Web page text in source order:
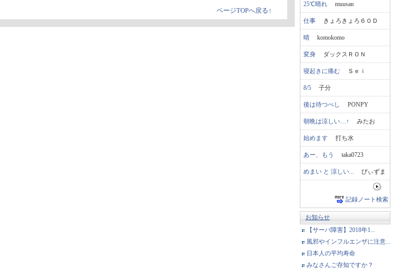
ページTOPへ戻る↑
25℃晴れ muusan
仕事 きょろきょろ６０Ｄ
晴 komokomo
変身 ダックスＲＯＮ
寝起きに痛む Ｓｅｉ
8/5 子分
後は待つべし PONPY
朝晩は涼しい…↑ みたお
始めます 打ち水
あー、もう taka0723
めまい と 涼しい... ぴぃずま
記録ノート検索
お知らせ
【サーバ障害】2018年1...
風邪やインフルエンザに注意...
日本人の平均寿命
みなさんご存知ですか？